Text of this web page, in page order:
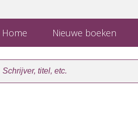
Home Nieuwe boeken